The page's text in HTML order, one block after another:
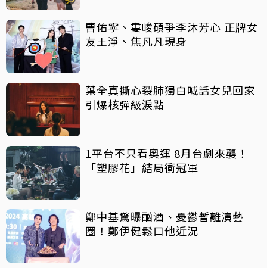
曹佑寧、婁峻碩爭李沐芳心 正牌女
友王淨、焦凡凡現身
葉全真撕心裂肺獨白喊話女兒回家
引爆核彈級淚點
1平台不只看奧運 8月台劇來襲！
「塑膠花」結局衝冠軍
鄭中基驚曝酗酒、憂鬱暫離演藝
圈！鄭伊健鬆口他近況